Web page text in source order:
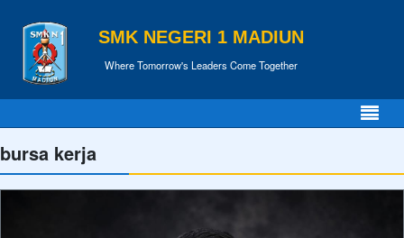
SMK NEGERI 1 MADIUN
Where Tomorrow's Leaders Come Together
bursa kerja